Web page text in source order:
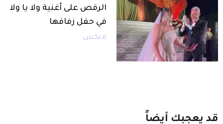
الرقص على أغنية ولا يا ولا
في حفل زفافها
ميكس
قد يعجبك أيضاً